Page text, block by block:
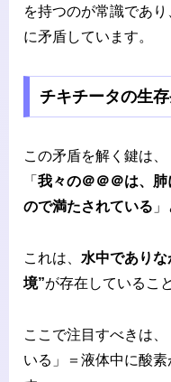
を持つのが常識であ
に矛盾しています。
チキチータの生
この矛盾を解く鍵は
「 我々の＠＠＠は、
ので満たされている
これは、 水中であり
境”が存在しているこ
ここで注目すべきは
いる」＝液体中に酸